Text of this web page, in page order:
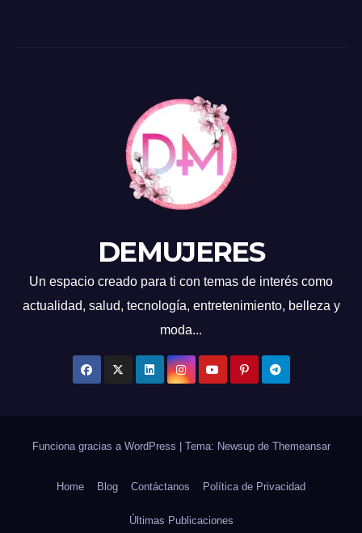
DEMUJERES
Un espacio creado para ti con temas de interés como
actualidad, salud, tecnología, entretenimiento, belleza y
moda...
Funciona gracias a WordPress Tema: Newsup de Themeansar
Home Blog Contáctanos Política de Privacidad
Últimas Publicaciones